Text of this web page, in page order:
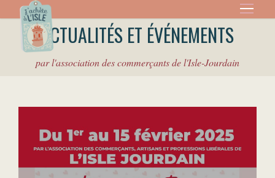
ACTUALITÉS ET ÉVÉNEMENTS
par l'association des commerçants de l'Isle-Jourdain